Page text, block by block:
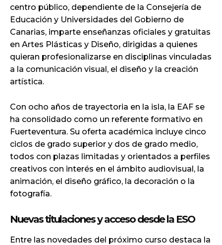
centro público, dependiente de la Consejería de
Educación y Universidades del Gobierno de
Canarias, imparte enseñanzas oficiales y gratuitas
en Artes Plásticas y Diseño, dirigidas a quienes
quieran profesionalizarse en disciplinas vinculadas
a la comunicación visual, el diseño y la creación
artística.
Con ocho años de trayectoria en la isla, la EAF se
ha consolidado como un referente formativo en
Fuerteventura. Su oferta académica incluye cinco
ciclos de grado superior y dos de grado medio,
todos con plazas limitadas y orientados a perfiles
creativos con interés en el ámbito audiovisual, la
animación, el diseño gráfico, la decoración o la
fotografía.
Nuevas titulaciones y acceso desde la ESO
Entre las novedades del próximo curso destaca la